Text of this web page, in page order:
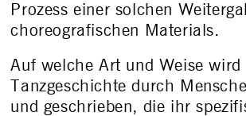
Prozess einer solchen
choreografischen Materials.
Auf welche Art und Weise wird
Tanzgeschichte durch
und geschrieben, die ihr